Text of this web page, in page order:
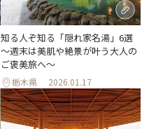
知る人ぞ知る「隠れ家名湯」6選
～週末は美肌や絶景が叶う大人の
ご褒美旅へ～
栃木県 2026.01.17